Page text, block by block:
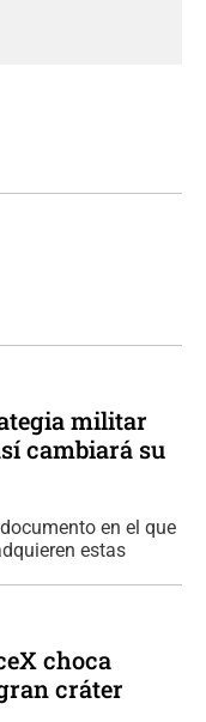
militar
cambiará su
en el que
estas
choca
cráter